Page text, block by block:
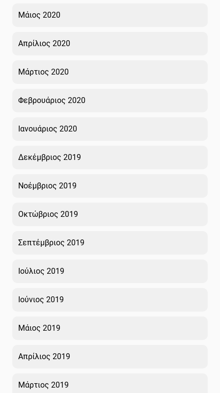
Μάιος 2020
Απρίλιος 2020
Μάρτιος 2020
Φεβρουάριος 2020
Ιανουάριος 2020
Δεκέμβριος 2019
Νοέμβριος 2019
Οκτώβριος 2019
Σεπτέμβριος 2019
Ιούλιος 2019
Ιούνιος 2019
Μάιος 2019
Απρίλιος 2019
Μάρτιος 2019